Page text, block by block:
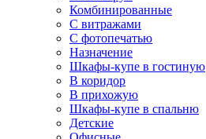
Комбинированные
С витражами
С фотопечатью
Назначение
Шкафы-купе в гостиную
В коридор
В прихожую
Шкафы-купе в спальню
Детские